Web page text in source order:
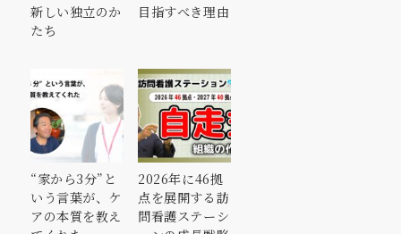
新しい独立のか
たち
目指すべき理由
“家から3分”と
いう言葉が、ケ
アの本質を教え
2026年に46拠
点を展開する訪
問看護ステーシ